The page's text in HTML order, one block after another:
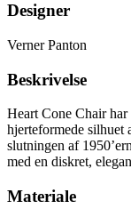
Designer
Verner Panton
Beskrivelse
Heart Cone Chair
hjerteformede silhuet
slutningen af
med en diskret,
Materiale